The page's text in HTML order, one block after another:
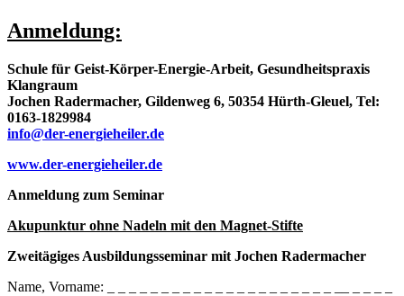
Anmeldung:
Schule für Geist-Körper-Energie-Arbeit, Gesundheitspraxis
Klangraum
Jochen Radermacher, Gildenweg 6, 50354 Hürth-Gleuel, Tel:
0163-1829984
info@der-energieheiler.de
www.der-energieheiler.de
Anmeldung zum Seminar
Akupunktur ohne Nadeln mit den Magnet-Stifte
Zweitägiges Ausbildungsseminar mit Jochen Radermacher
Name, Vorname: _ _ _ _ _ _ _ _ _ _ _ _ _ _ _ _ _ _ _ _ _ __ _ _ _ _